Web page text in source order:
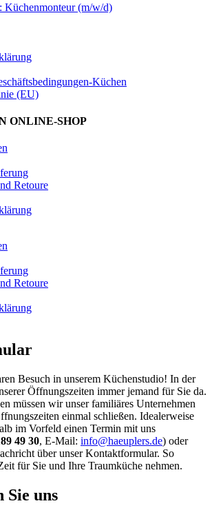
Küchenmonteur (m/w/d)
Küchen
(EU)
ONLINE-SHOP
Retoure
Retoure
Besuch in unserem Küchenstudio! In der
Öffnungszeiten immer jemand für Sie da.
müssen wir unser familiäres Unternehmen
einmal schließen. Idealerweise
im Vorfeld einen Termin mit uns
49 30, E-Mail: info@haeuplers.de) oder
über unser Kontaktformular. So
für Sie und Ihre Traumküche nehmen.
uns